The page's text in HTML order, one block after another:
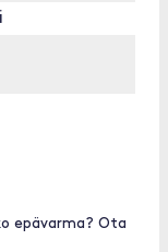
epävarma? Ota